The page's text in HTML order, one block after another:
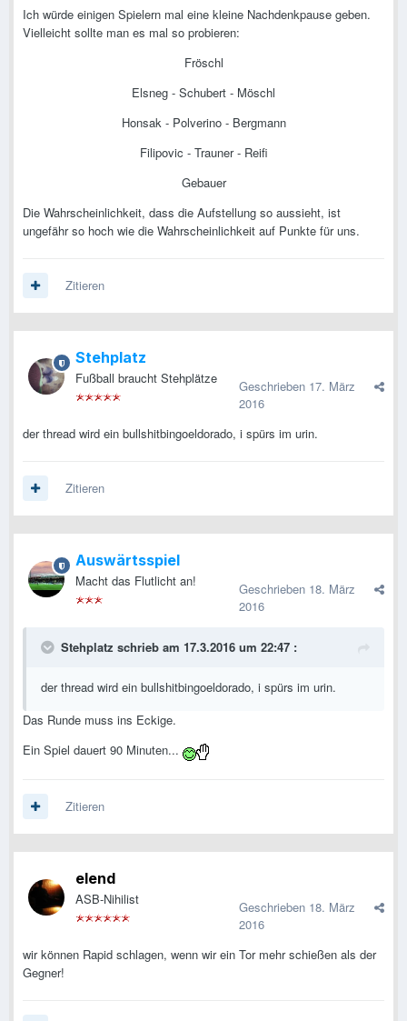
Ich würde einigen Spielern mal eine kleine Nachdenkpause geben.
Vielleicht sollte man es mal so probieren:
Fröschl
Elsneg - Schubert - Möschl
Honsak - Polverino - Bergmann
Filipovic - Trauner - Reifi
Gebauer
Die Wahrscheinlichkeit, dass die Aufstellung so aussieht, ist
ungefähr so hoch wie die Wahrscheinlichkeit auf Punkte für uns.
Zitieren
Stehplatz
Fußball braucht Stehplätze Geschrieben 17. März
2016
der thread wird ein bullshitbingoeldorado, i spürs im urin.
Zitieren
Auswärtsspiel
Macht das Flutlicht an! Geschrieben 18. März
2016
Stehplatz schrieb am 17.3.2016 um 22:47 :
der thread wird ein bullshitbingoeldorado, i spürs im urin.
Das Runde muss ins Eckige.
Ein Spiel dauert 90 Minuten...
Zitieren
elend
ASB-Nihilist Geschrieben 18. März
2016
wir können Rapid schlagen, wenn wir ein Tor mehr schießen als der
Gegner!